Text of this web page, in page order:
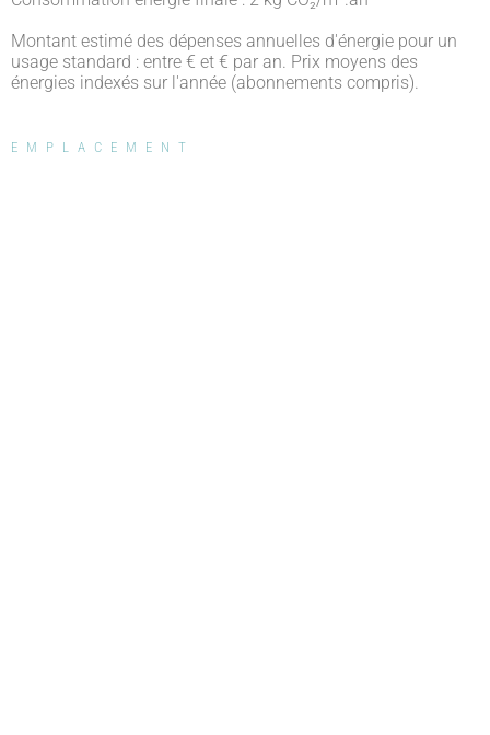
Montant estimé des dépenses annuelles d'énergie pour un
usage standard : entre € et € par an. Prix moyens des
énergies indexés sur l'année (abonnements compris).
EMPLACEMENT